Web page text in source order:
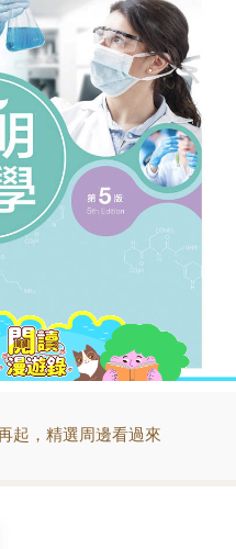
起，精選周邊看過來